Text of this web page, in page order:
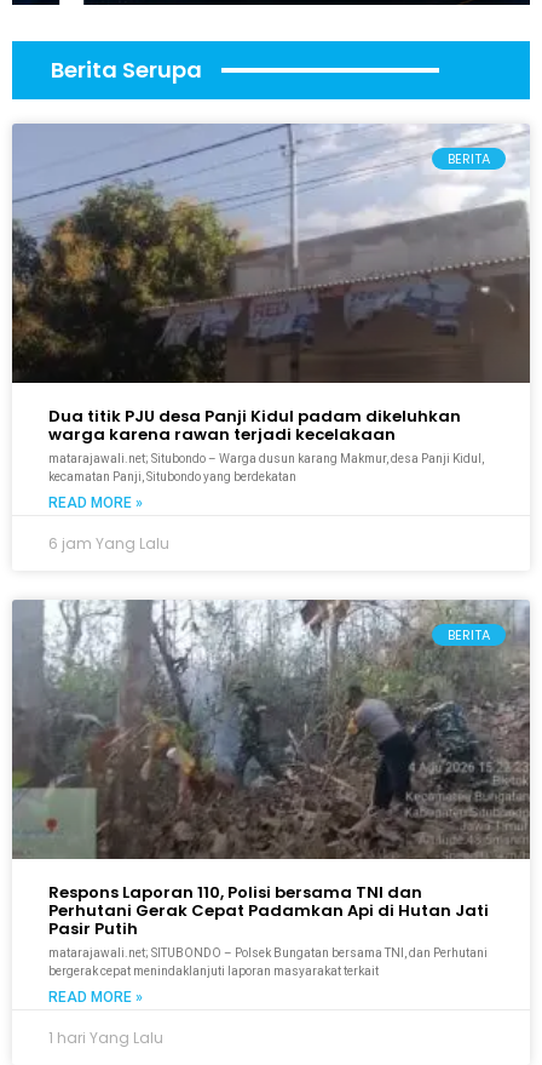
Berita Serupa
BERITA
Dua titik PJU desa Panji Kidul padam dikeluhkan
warga karena rawan terjadi kecelakaan
matarajawali.net; Situbondo – Warga dusun karang Makmur, desa Panji Kidul,
kecamatan Panji, Situbondo yang berdekatan
READ MORE »
6 jam Yang Lalu
BERITA
Respons Laporan 110, Polisi bersama TNI dan
Perhutani Gerak Cepat Padamkan Api di Hutan Jati
Pasir Putih
matarajawali.net; SITUBONDO – Polsek Bungatan bersama TNI, dan Perhutani
bergerak cepat menindaklanjuti laporan masyarakat terkait
READ MORE »
1 hari Yang Lalu